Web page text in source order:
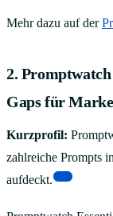
Mehr dazu auf der
2.
Gaps für
Kurzprofil:
zahlreiche Prompts
aufdeckt.